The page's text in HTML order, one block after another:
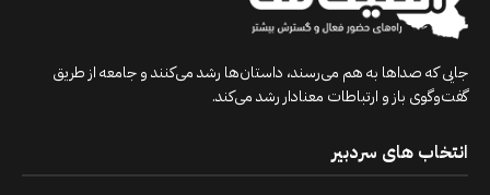
جایی که صداها به هم می‌رسند، داستان‌ها رشد می‌کنند و جامعه از طریق
گفت‌وگوی باز و ارتباطات معنادار رشد می‌کند.
انتخاب های سردبیر